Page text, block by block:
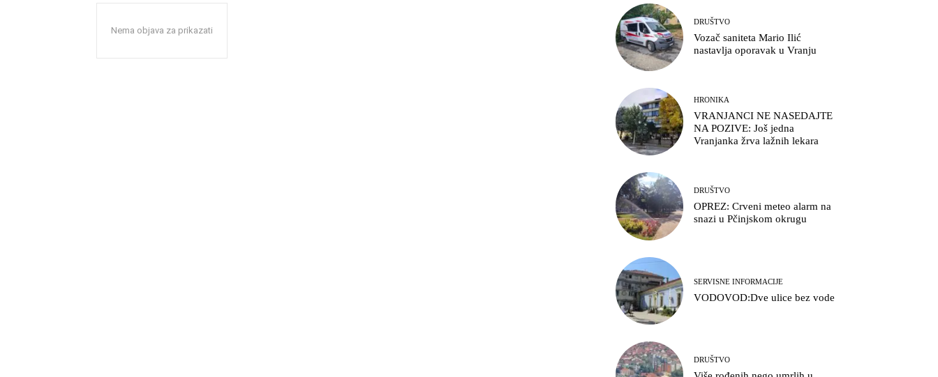
Nema objava za prikazati
DRUŠTVO
Vozač saniteta Mario Ilić
nastavlja oporavak u Vranju
HRONIKA
VRANJANCI NE NASEDAJTE
NA POZIVE: Još jedna
Vranjanka žrva lažnih lekara
DRUŠTVO
OPREZ: Crveni meteo alarm na
snazi u Pčinjskom okrugu
SERVISNE INFORMACIJE
VODOVOD:Dve ulice bez vode
DRUŠTVO